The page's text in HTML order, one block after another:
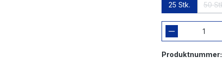
25 Stk. 50